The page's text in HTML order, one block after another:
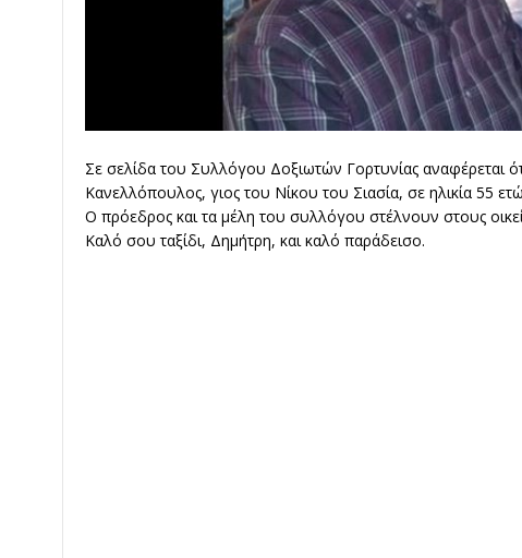
Σε σελίδα του Συλλόγου Δοξιωτών Γορτυνίας αναφέρεται
Κανελλόπουλος, γιος του Νίκου του Σιασία, σε ηλικία 55
Ο πρόεδρος και τα μέλη του συλλόγου στέλνουν στους
Καλό σου ταξίδι, Δημήτρη, και καλό παράδεισο.